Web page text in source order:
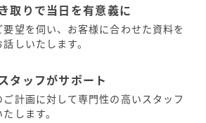
取りで当日を有意義に
要望を伺い、お客様に合わせた資料を
しいたします。
タッフがサポート
ご計画に対して専門性の高いスタッフ
します。